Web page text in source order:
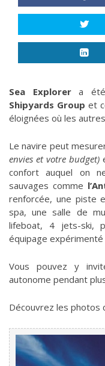
Sea Explorera
Shipyards Group et
éloignées où les
Le navire peut
envies et votre budget)
confort auquel on
sauvages comme
renforcée, une piste
spa, une salle de
lifeboat, 4 jets-ski,
équipage
Vous pouvez y
autonome pendant
Découvrez les photos